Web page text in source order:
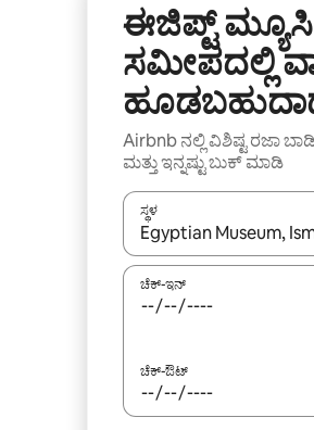
ಈಜಿಪ್ಟ್
ಸಮೀಪದಲ್ಲಿ
Airbnb ನಲ್ಲಿ ವಿಶಿಷ್ಟ ರಜಾ
ಮತ್ತು ಇನ್ನಷ್ಟು ಬುಕ್ ಮಾಡಿ
ಸ್ಥಳ
ಫಲಿತಾಂಶಗಳು
ಚೆಕ್-ಇನ್
ಚೆಕ್-ಔಟ್